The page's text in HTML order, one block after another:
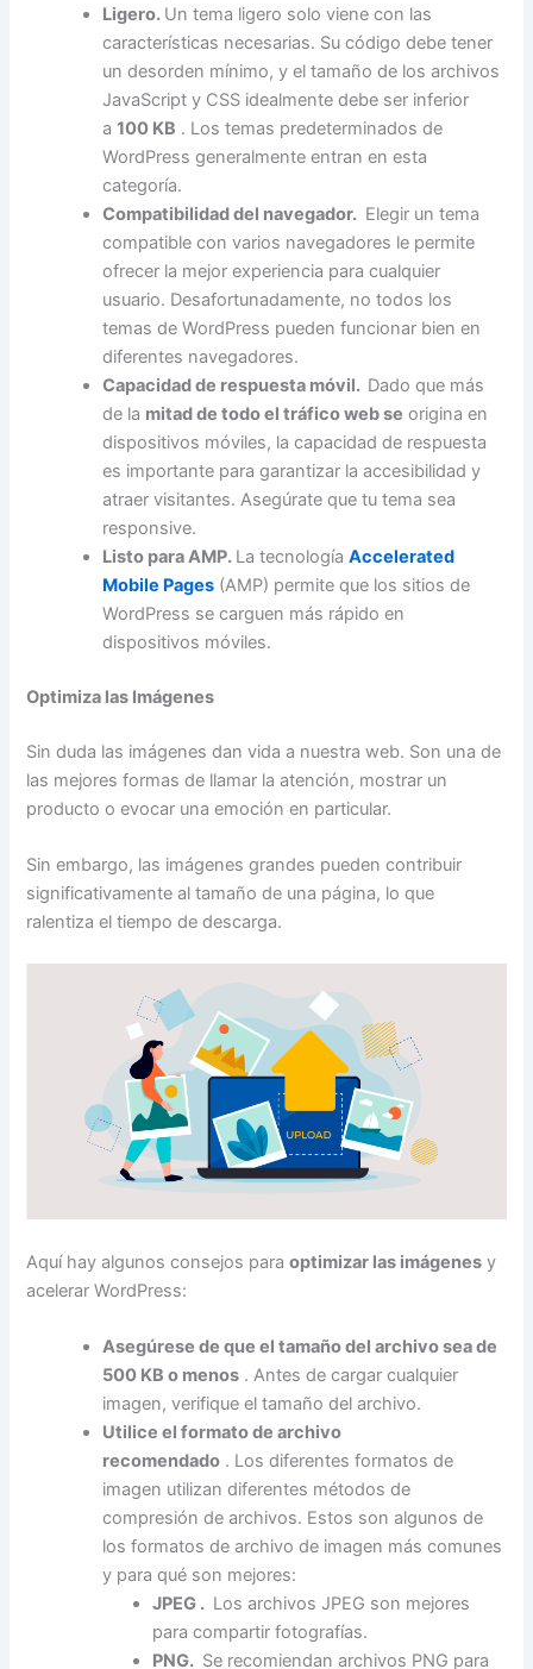
Ligero. Un tema ligero solo viene con las
características necesarias. Su código debe tener
un desorden mínimo, y el tamaño de los archivos
JavaScript y CSS idealmente debe ser inferior
a100 KB . Los temas predeterminados de
WordPress generalmente entran en esta
categoría.
Compatibilidad del navegador. Elegir un tema
compatible con varios navegadores le permite
ofrecer la mejor experiencia para cualquier
usuario. Desafortunadamente, no todos los
temas de WordPress pueden funcionar bien en
diferentes navegadores.
Capacidad de respuesta móvil. Dado que más
de la mitad de todo el tráfico web se origina en
dispositivos móviles, la capacidad de respuesta
es importante para garantizar la accesibilidad y
atraer visitantes. Asegúrate que tu tema sea
responsive.
Listo para AMP. La tecnologíaAccelerated
Mobile Pages (AMP) permite que los sitios de
WordPress se carguen más rápido en
dispositivos móviles.
Optimiza las Imágenes
Sin duda las imágenes dan vida a nuestra web. Son una de
las mejores formas de llamar la atención, mostrar un
producto o evocar una emoción en particular.
Sin embargo, las imágenes grandes pueden contribuir
significativamente al tamaño de una página, lo que
ralentiza el tiempo de descarga.
Aquí hay algunos consejos paraoptimizar las imágenes y
acelerar WordPress:
Asegúrese de que el tamaño del archivo sea de
500 KB o menos . Antes de cargar cualquier
imagen, verifique el tamaño del archivo.
Utilice el formato de archivo
recomendado . Los diferentes formatos de
imagen utilizan diferentes métodos de
compresión de archivos. Estos son algunos de
los formatos de archivo de imagen más comunes
y para qué son mejores:
JPEG . Los archivos JPEG son mejores
para compartir fotografías.
PNG. Se recomiendan archivos PNG para